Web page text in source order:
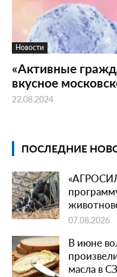
Новости
«Активные
вкусное
22.08.2024
ПОСЛЕДНИЕ
07.08.2026
В июне
масла в